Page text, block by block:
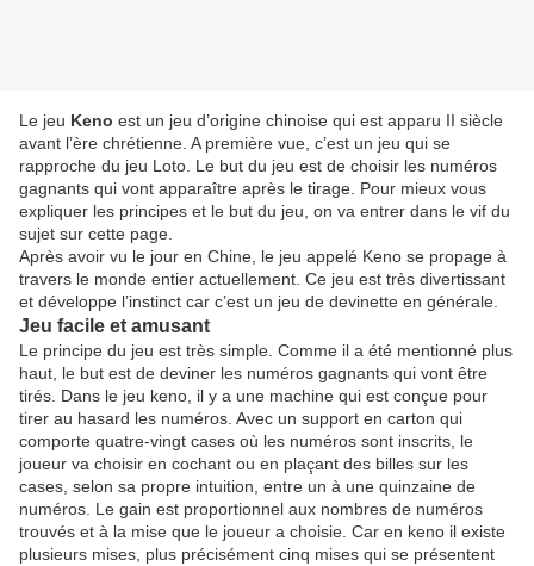
Le jeu Keno est un jeu d’origine chinoise qui est apparu II siècle
avant l’ère chrétienne. A première vue, c’est un jeu qui se
rapproche du jeu Loto. Le but du jeu est de choisir les numéros
gagnants qui vont apparaître après le tirage. Pour mieux vous
expliquer les principes et le but du jeu, on va entrer dans le vif du
sujet sur cette page.
Après avoir vu le jour en Chine, le jeu appelé Keno se propage à
travers le monde entier actuellement. Ce jeu est très divertissant
et développe l’instinct car c’est un jeu de devinette en générale.
Jeu facile et amusant
Le principe du jeu est très simple. Comme il a été mentionné plus
haut, le but est de deviner les numéros gagnants qui vont être
tirés. Dans le jeu keno, il y a une machine qui est conçue pour
tirer au hasard les numéros. Avec un support en carton qui
comporte quatre-vingt cases où les numéros sont inscrits, le
joueur va choisir en cochant ou en plaçant des billes sur les
cases, selon sa propre intuition, entre un à une quinzaine de
numéros. Le gain est proportionnel aux nombres de numéros
trouvés et à la mise que le joueur a choisie. Car en keno il existe
plusieurs mises, plus précisément cinq mises qui se présentent